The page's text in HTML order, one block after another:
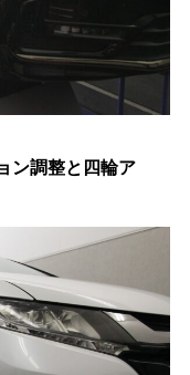
ン調整と四輪ア